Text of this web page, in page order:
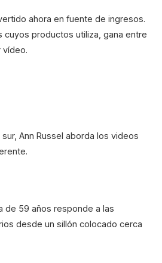
ahora en fuente de ingresos.
cuyos productos utiliza, gana entre
vídeo.
Ann Russel aborda los videos
de 59 años responde a las
desde un sillón colocado cerca